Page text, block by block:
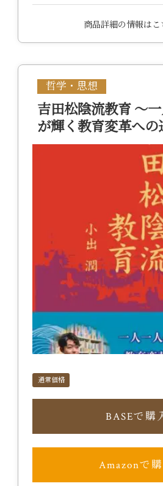
商品詳細の情報はこ
哲学・思想
吉田松陰流教育 ～
が輝く教育変革への
通常価格
BASEで購
Amazonで